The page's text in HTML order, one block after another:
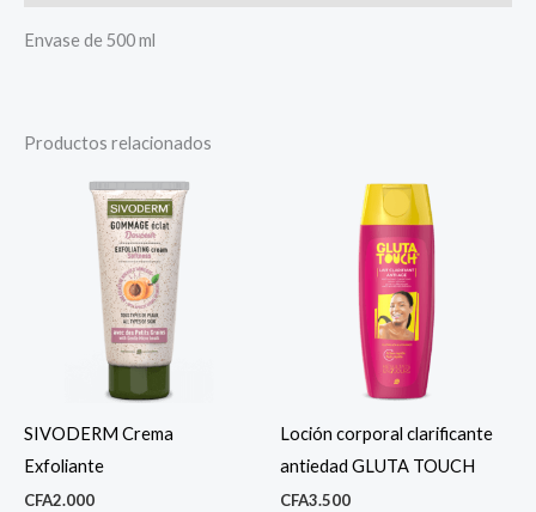
Envase de 500 ml
Productos relacionados
SIVODERM Crema
Exfoliante
CFA2.000
Loción corporal clarificante
antiedad GLUTA TOUCH
CFA3.500